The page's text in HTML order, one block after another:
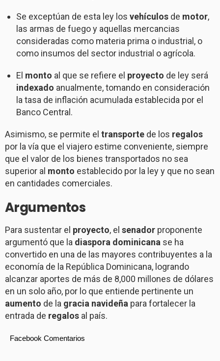
Se exceptúan de esta ley los vehículosde motor,
las armas de fuego y aquellas mercancias
consideradas como materia prima o industrial, o
como insumos del sector industrial o agrícola.
El monto al que se refiere el proyecto de ley será
indexado anualmente, tomando en consideración
la tasa de inflación acumulada establecida por el
Banco Central.
Asimismo, se permite el transporte de los regalos
por la vía que el viajero estime conveniente, siempre
que el valor de los bienes transportados no sea
superior al monto establecido por la ley y que no sean
en cantidades comerciales.
Argumentos
Para sustentar el proyecto, el senador proponente
argumentó que la diaspora dominicana se ha
convertido en una de las mayores contribuyentes a la
economía de la República Dominicana, logrando
alcanzar aportes de más de 8,000 millones de dólares
en un solo año, por lo que entiende pertinente un
aumento de la gracia navideña para fortalecer la
entrada de regalos al país.
Facebook Comentarios